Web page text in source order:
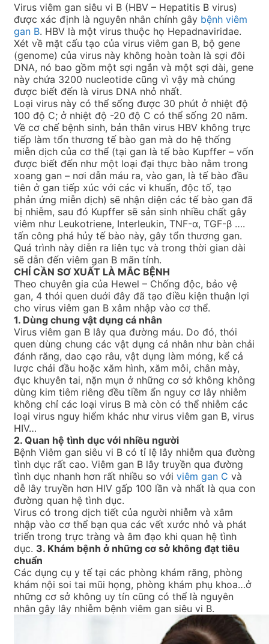
Virus viêm gan siêu vi B (HBV – Hepatitis B virus)
được xác định là nguyên nhân chính gây bệnh viêm
gan B. HBV là một virus thuộc họ Hepadnaviridae.
Xét về mặt cấu tạo của virus viêm gan B, bộ gene
(genome) của virus này không hoàn toàn là sợi đôi
DNA, nó bao gồm một sợi ngắn và một sợi dài, gene
này chứa 3200 nucleotide cũng vì vậy mà chúng
được biết đến là virus DNA nhỏ nhất.
Loại virus này có thể sống được 30 phút ở nhiệt độ
100 độ C; ở nhiệt độ -20 độ C có thể sống 20 năm.
Về cơ chế bệnh sinh, bản thân virus HBV không trực
tiếp làm tổn thương tế bào gan mà do hệ thống
miễn dịch của cơ thể (tại gan là tế bào Kupffer – vốn
được biết đến như một loại đại thực bào nằm trong
xoang gan – nơi dẫn máu ra, vào gan, là tế bào đầu
tiên ở gan tiếp xúc với các vi khuẩn, độc tố, tạo
phản ứng miễn dịch) sẽ nhận diện các tế bào gan đã
bị nhiễm, sau đó Kupffer sẽ sản sinh nhiều chất gây
viêm như Leukotriene, Interleukin, TNF-α, TGF-β ….
tấn công phá hủy tế bào này, gây tổn thương gan.
Quá trình này diễn ra liên tục và trong thời gian dài
sẽ dẫn đến viêm gan B mãn tính.
CHỈ CẦN SƠ XUẤT LÀ MẮC BỆNH
Theo chuyên gia của Hewel – Chống độc, bảo vệ
gan, 4 thói quen duới đây đã tạo điều kiện thuận lợi
cho virus viêm gan B xâm nhập vào cơ thể.
1. Dùng chung vật dụng cá nhân
Virus viêm gan B lây qua đường máu. Do đó, thói
quen dùng chung các vật dụng cá nhân như bàn chải
đánh răng, dao cạo râu, vật dụng làm móng, kể cả
lược chải đầu hoặc xăm hình, xăm môi, chân mày,
đục khuyên tai, nặn mụn ở những cơ sở không không
dùng kim tiêm riêng đều tiềm ẩn nguy cơ lây nhiễm
không chỉ các loại virus B mà còn có thể nhiễm các
loại virus nguy hiểm khác như virus viêm gan B, virus
HIV…
2. Quan hệ tình dục với nhiều người
Bệnh Viêm gan siêu vi B có tỉ lệ lây nhiễm qua đường
tình dục rất cao. Viêm gan B lây truyền qua đường
tình dục nhanh hơn rất nhiều so với viêm gan C và
dễ lây truyền hơn HIV gấp 100 lần và nhất là qua con
đường quan hệ tình dục.
Virus có trong dịch tiết của người nhiễm và xâm
nhập vào cơ thể bạn qua các vết xước nhỏ và phát
triển trong trực tràng và âm đạo khi quan hệ tình
dục. 3. Khám bệnh ở những cơ sở không đạt tiêu
chuẩn
Các dụng cụ y tế tại các phòng khám răng, phòng
khám nội soi tai mũi họng, phòng khám phụ khoa…ở
những cơ sở không uy tín cũng có thể là nguyên
nhân gây lây nhiễm bệnh viêm gan siêu vi B.